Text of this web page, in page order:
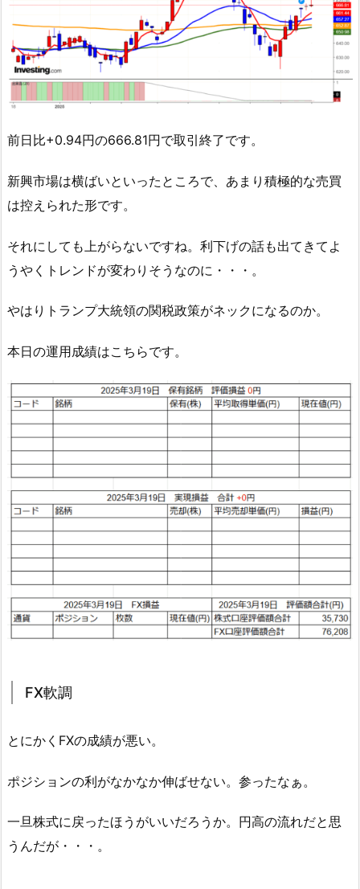
前日比+0.94円の666.81円で取引終了です。
新興市場は横ばいといったところで、あまり積極的な売買
は控えられた形です。
それにしても上がらないですね。利下げの話も出てきてよ
うやくトレンドが変わりそうなのに・・・。
やはりトランプ大統領の関税政策がネックになるのか。
本日の運用成績はこちらです。
FX軟調
とにかくFXの成績が悪い。
ポジションの利がなかなか伸ばせない。参ったなぁ。
一旦株式に戻ったほうがいいだろうか。円高の流れだと思
うんだが・・・。